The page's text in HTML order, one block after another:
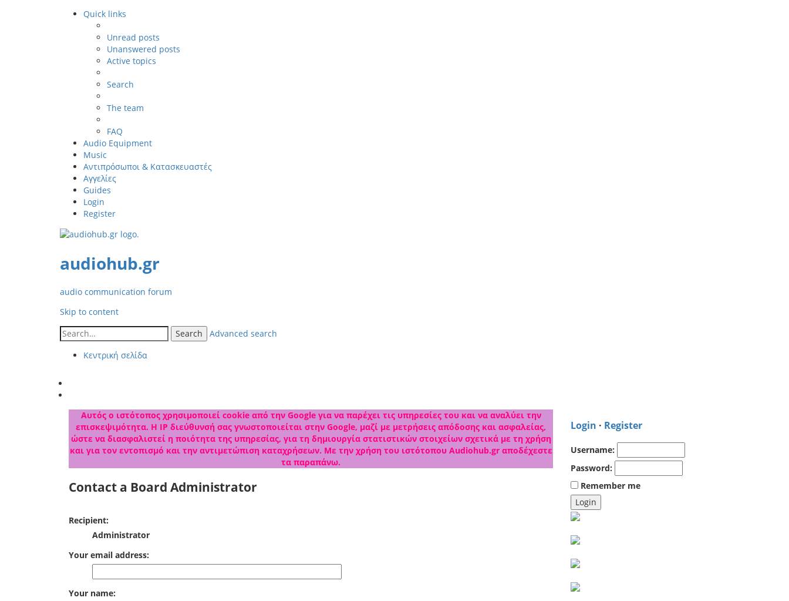
Quick links
Unread posts
Unanswered posts
Active topics
Search
The team
FAQ
Audio Equipment
Music
Αντιπρόσωποι & Κατασκευαστές
Αγγελίες
Guides
Login
Register
audiohub.gr
audio communication forum
Skip to content
Search
Advanced search
Κεντρική σελίδα
Αυτός ο ιστότοπος χρησιμοποιεί cookie από την Google για να παρέχει τις υπηρεσίες του και να αναλύει την
επισκεψιμότητα. Η IP διεύθυνσή σας γνωστοποιείται στην Google, μαζί με μετρήσεις απόδοσης και ασφαλείας,
ώστε να διασφαλιστεί η ποιότητα της υπηρεσίας, για τη δημιουργία στατιστικών στοιχείων σχετικά με τη χρήση
και για τον εντοπισμό και την αντιμετώπιση καταχρήσεων. Με την χρήση του ιστότοπου Audiohub.gr αποδέχεστε
τα παραπάνω.
Contact a Board Administrator
Recipient:
Administrator
Your email address:
Your name:
Login · Register
Username:
Password:
Remember me